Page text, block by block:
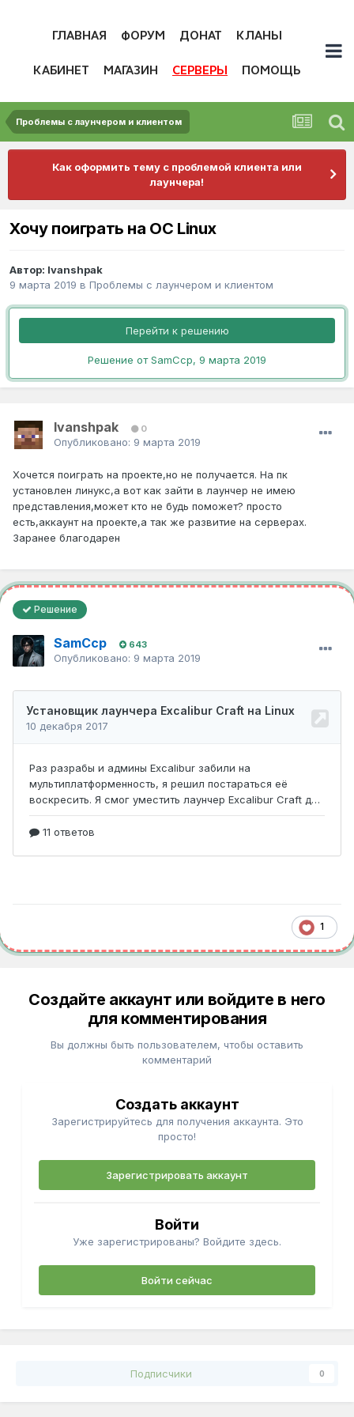
ГЛАВНАЯ ФОРУМ ДОНАТ КЛАНЫ
КАБИНЕТ МАГАЗИН СЕРВЕРЫ ПОМОЩЬ
Проблемы с лаунчером и клиентом
Как оформить тему с проблемой клиента или
лаунчера!
Хочу поиграть на OC Linux
Автор: Ivanshpak
9 марта 2019 в Проблемы с лаунчером и клиентом
Перейти к решению
Решение от SamCcp, 9 марта 2019
Ivanshpak 0
Опубликовано: 9 марта 2019
Хочется поиграть на проекте,но не получается. На пк
установлен линукс,а вот как зайти в лаунчер не имею
представления,может кто не будь поможет? просто
есть,аккаунт на проекте,а так же развитие на серверах.
Заранее благодарен
Решение
SamCcp 643
Опубликовано: 9 марта 2019
1
Создайте аккаунт или войдите в него
для комментирования
Вы должны быть пользователем, чтобы оставить
комментарий
Создать аккаунт
Зарегистрируйтесь для получения аккаунта. Это
просто!
Зарегистрировать аккаунт
Войти
Уже зарегистрированы? Войдите здесь.
Войти сейчас
Подписчики 0